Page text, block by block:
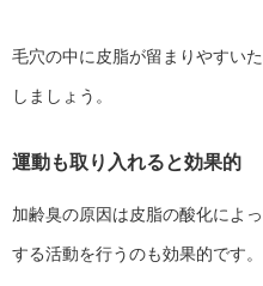
毛穴の中に皮脂が留まりやすい
しましょう。
運動も取り入れると効果的
加齢臭の原因は皮脂の酸化によ
する活動を行うのも効果的です。